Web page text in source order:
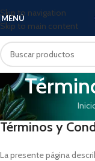
Skip to navigation
Skip to main content
MENÚ
Términos y
La presente página